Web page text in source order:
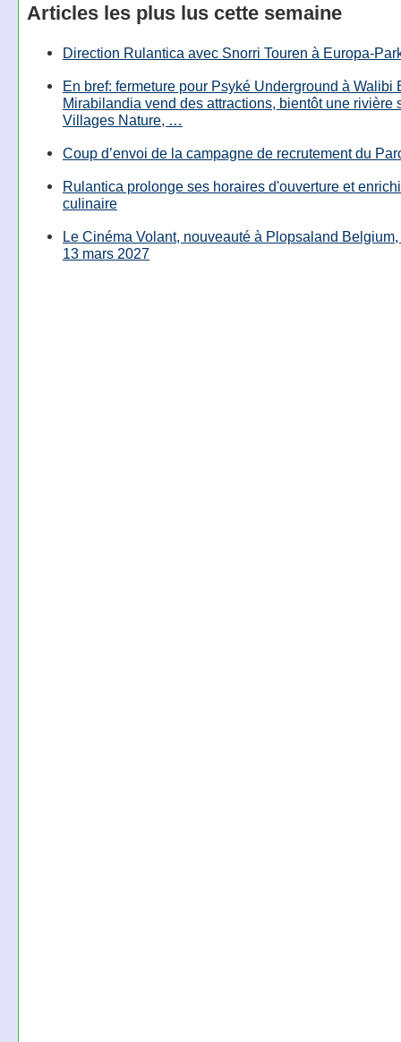
Articles les plus lus cette semaine
Direction Rulantica avec Snorri Touren à Europa-
En bref: fermeture pour Psyké Underground à Walibi
Mirabilandia vend des attractions, bientôt une rivière
Villages Nature, …
Coup d’envoi de la campagne de recrutement du
Rulantica prolonge ses horaires d'ouverture et
culinaire
Le Cinéma Volant, nouveauté à Plopsaland
13 mars 2027